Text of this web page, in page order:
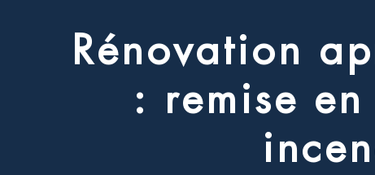
Rénovation ap
: remise en
incen